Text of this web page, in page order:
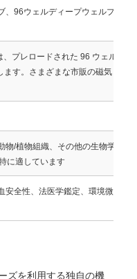
、96ウェルディープウェルプレー
、プレロードされた 96 ウェル プ
ます。さまざまな市販の磁気ビー
物/植物組織、その他の生物学的サ
に適しています
安全性、法医学鑑定、環境微生物
ズを利用する独自の機